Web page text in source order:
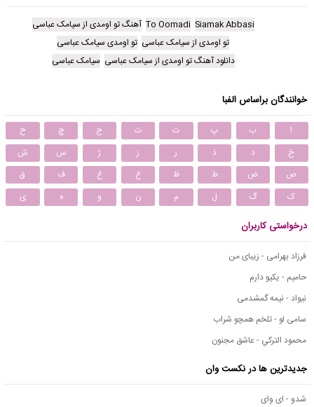
Siamak Abbasi
To Oomadi آهنگ تو اومدی از سیامک عباسی
تو اومدی از سیامک عباسی تو اومدی سیامک عباسی
دانلود آهنگ تو اومدی از سیامک عباسی سیامک عباسی
خوانندگان براساس الفبا
ا ب پ ت ث ج چ
ح
خ
د ذ ر ز ژ س
ش
ص
ض ط ظ ع غ ف
ق
ک
گ ل م ن و ه ی
درخواستی کاربران
فرزاد بهرامی - زیبای من
حامیم - یکیو دارم
نیواد - نیمه گمشدمی
سامی لو - تلخم همچو شراب
محمود التركي - عاشق مجنون
جدیدترین ها در نکست وان
شدو - ای وای